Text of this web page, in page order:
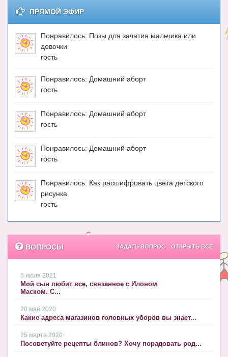
ПРЯМОЙ ЭФИР
Понравилось: Позы для зачатия мальчика или
девочки
гость
Понравилось: Домашний аборт
гость
Понравилось: Домашний аборт
гость
Понравилось: Домашний аборт
гость
Понравилось: Как расшифровать цвета детского
рисунка
гость
ВОПРОСЫ ОТКРЫТЬ ВСЕ
ЗАДАТЬ ВОПРОС
5 июля 2021
Мой сын любит все, связанное с Илоном
Маском. С...
20 мая 2020
Какие адреса магазинов головных уборов вы знает...
25 марта 2020
Посоветуйте рецепты блинов? Хочу порадовать род...